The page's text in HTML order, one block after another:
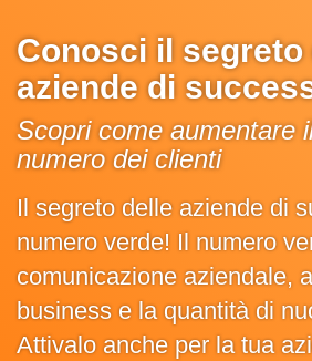
Conosci il segreto
aziende di
Scopri come aumentare
numero dei clienti
Il segreto delle aziende di
numero verde! Il numero
comunicazione aziendale,
business e la quantità di
Attivalo anche per la tua